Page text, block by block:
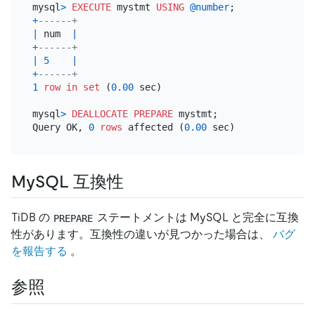
mysql> EXECUTE mystmt USING @number
+------+
|
num
|
+------+
|
5
|
+------+
1
row in set (0.00 sec)
mysql> DEALLOCATE PREPARE mystmt;
Query OK, 0 rows affected (0.00
MySQL 互換性
TiDB の PREPARE ステートメントは MySQL と完全に互換
性があります。互換性の違いが見つかった場合は、 バグ
を報告する 。
参照